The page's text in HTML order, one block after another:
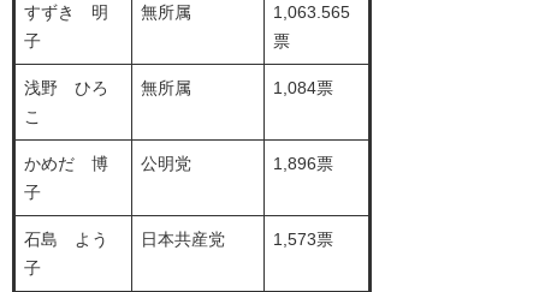
すずき 明
子
無所属
1,063.565
票
浅野 ひろ
こ
無所属 1,084票
かめだ 博
子
公明党 1,896票
石島 よう
子
日本共産党 1,573票